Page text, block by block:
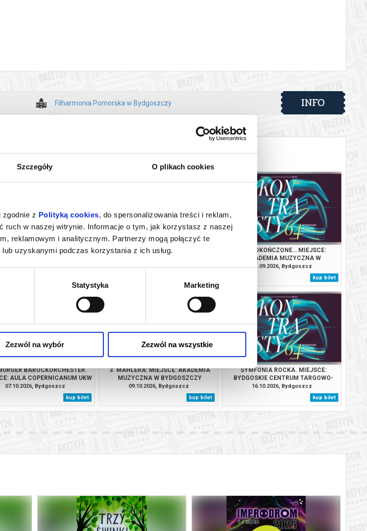
Szczegóły O plikach cookies
zgodnie z Polityką cookies, do spersonalizowania treści i reklam,
ruch w naszej witrynie. Informacje o tym, jak korzystasz z naszej
reklamowym i analitycznym. Partnerzy mogą połączyć te
uzyskanymi podczas korzystania z ich usług.
Statystyka Marketing
Zezwól na wybór Zezwól na wszystkie
FILHARMONIKÓW BERLIŃSKICH - bilety online -
odwołania wydarzenia, gwarantujemy automatyczny zwrot środków potwierdzony komunikatem
zakupu.
Filharmonia Pomorska w Bydgoszczy INFO
MIEJSCE: AULA
OPEROWE ZWIERCIADŁO XVIII WIEKU.
NIEDOKOŃCZONE… MIEJSCE:
AKADEMIA MUZYCZNA W
BYDGOSZCZY
25.09.2026, Bydgoszcz
kup bilet
BAROCKORCHESTER.
AULA COPERNICANUM UKW
07.10.2026, Bydgoszcz
kup bilet
3. MAHLERA: MIEJSCE: AKADEMIA
MUZYCZNA W BYDGOSZCZY
09.10.2026, Bydgoszcz
kup bilet
SYMFONIA ROCKA. MIEJSCE:
BYDGOSKIE CENTRUM TARGOWO-
WYSTAWIENNICZE
16.10.2026, Bydgoszcz
kup bilet